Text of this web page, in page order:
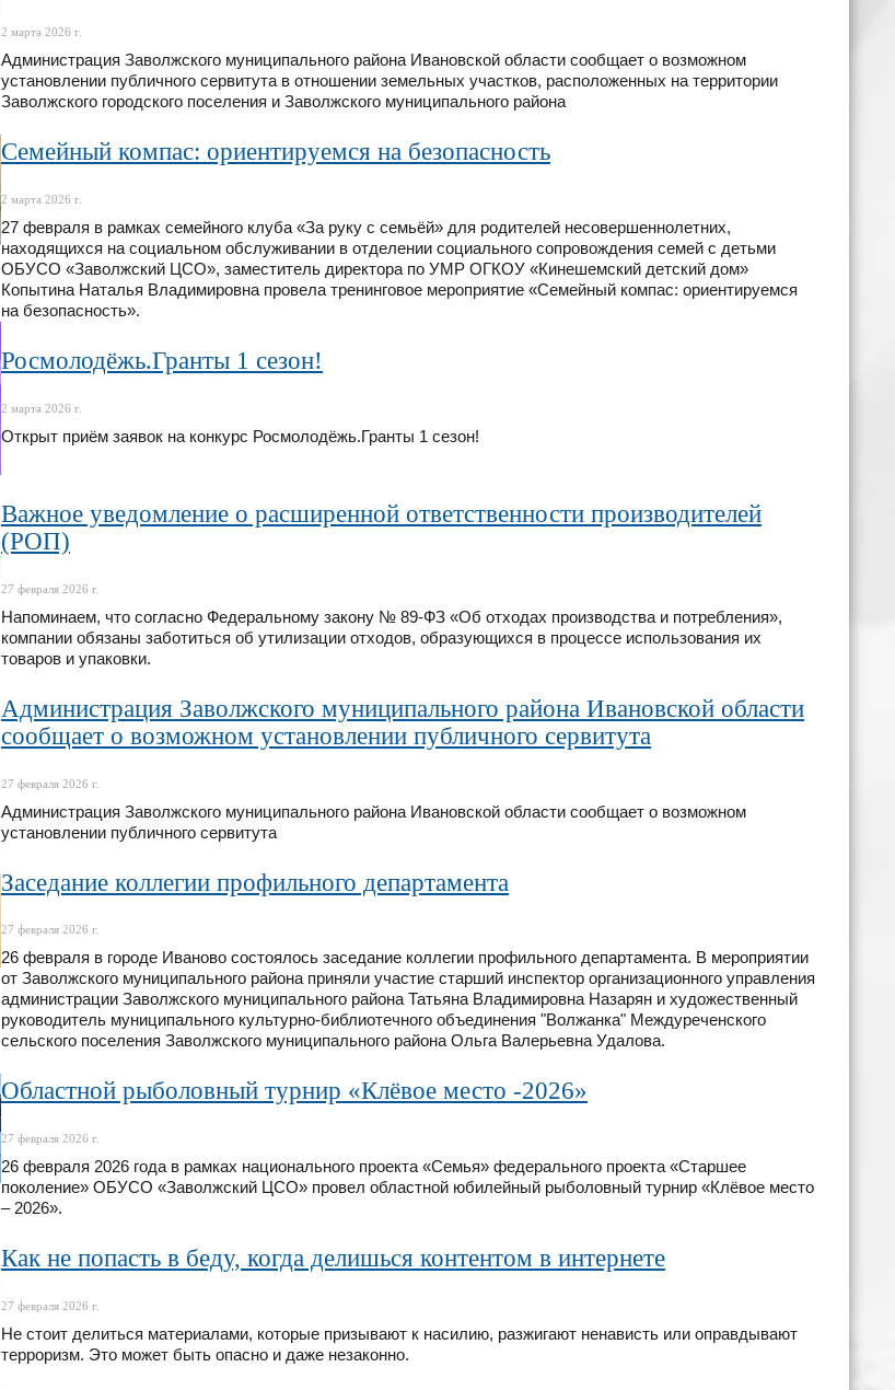
2 марта 2026 г.
Администрация Заволжского муниципального района Ивановской области сообщает о возможном
установлении публичного сервитута в отношении земельных участков, расположенных на территории
Заволжского городского поселения и Заволжского муниципального района
Семейный компас: ориентируемся на безопасность
2 марта 2026 г.
27 февраля в рамках семейного клуба «За руку с семьёй» для родителей несовершеннолетних,
находящихся на социальном обслуживании в отделении социального сопровождения семей с детьми
ОБУСО «Заволжский ЦСО», заместитель директора по УМР ОГКОУ «Кинешемский детский дом»
Копытина Наталья Владимировна провела тренинговое мероприятие «Семейный компас: ориентируемся
на безопасность».
Росмолодёжь.Гранты 1 сезон!
2 марта 2026 г.
Открыт приём заявок на конкурс Росмолодёжь.Гранты 1 сезон!
Важное уведомление о расширенной ответственности производителей
(РОП)
27 февраля 2026 г.
Напоминаем, что согласно Федеральному закону № 89-ФЗ «Об отходах производства и потребления»,
компании обязаны заботиться об утилизации отходов, образующихся в процессе использования их
товаров и упаковки.
Администрация Заволжского муниципального района Ивановской области
сообщает о возможном установлении публичного сервитута
27 февраля 2026 г.
Администрация Заволжского муниципального района Ивановской области сообщает о возможном
установлении публичного сервитута
Заседание коллегии профильного департамента
27 февраля 2026 г.
26 февраля в городе Иваново состоялось заседание коллегии профильного департамента. В мероприятии
от Заволжского муниципального района приняли участие старший инспектор организационного управления
администрации Заволжского муниципального района Татьяна Владимировна Назарян и художественный
руководитель муниципального культурно-библиотечного объединения "Волжанка" Междуреченского
сельского поселения Заволжского муниципального района Ольга Валерьевна Удалова.
Областной рыболовный турнир «Клёвое место -2026»
27 февраля 2026 г.
26 февраля 2026 года в рамках национального проекта «Семья» федерального проекта «Старшее
поколение» ОБУСО «Заволжский ЦСО» провел областной юбилейный рыболовный турнир «Клёвое место
– 2026».
Как не попасть в беду, когда делишься контентом в интернете
27 февраля 2026 г.
Не стоит делиться материалами, которые призывают к насилию, разжигают ненависть или оправдывают
терроризм. Это может быть опасно и даже незаконно.